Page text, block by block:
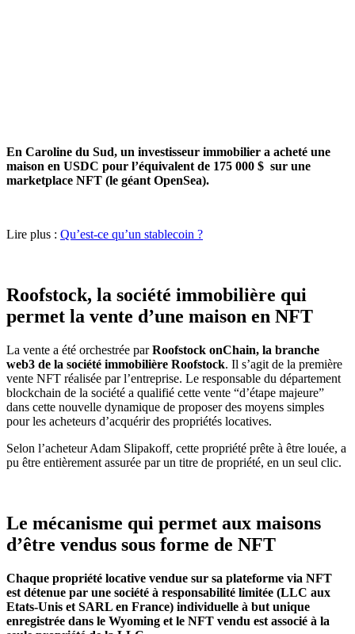
En Caroline du Sud, un investisseur immobilier a acheté une
maison en USDC pour l’équivalent de 175 000 $ sur une
marketplace NFT (le géant OpenSea).
Lire plus : Qu’est-ce qu’un stablecoin ?
Roofstock, la société immobilière qui
permet la vente d’une maison en NFT
La vente a été orchestrée parRoofstock onChain, la branche
web3 de la société immobilière Roofstock. Il s’agit de la première
vente NFT réalisée par l’entreprise. Le responsable du département
blockchain de la société a qualifié cette vente “d’étape majeure”
dans cette nouvelle dynamique de proposer des moyens simples
pour les acheteurs d’acquérir des propriétés locatives.
Selon l’acheteur Adam Slipakoff, cette propriété prête à être louée, a
pu être entièrement assurée par un titre de propriété, en un seul clic.
Le mécanisme qui permet aux maisons
d’être vendus sous forme de NFT
Chaque propriété locative vendue sur sa plateforme via NFT
est détenue par une société à responsabilité limitée (LLC aux
Etats-Unis et SARL en France) individuelle à but unique
enregistrée dans le Wyoming et le NFT vendu est associé à la